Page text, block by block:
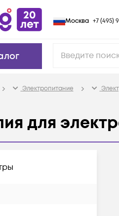
Москва +7 (495)
Электропитание
для